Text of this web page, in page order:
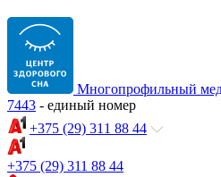
Многопрофильный
7443 - единый номер
+375 (29) 311 88 44
+375 (29) 311 88 44